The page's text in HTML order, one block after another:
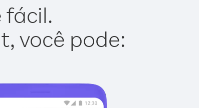
fácil.
você pode: